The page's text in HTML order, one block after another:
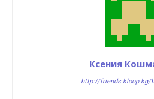
Ксения
http://friends.kloop.kg/